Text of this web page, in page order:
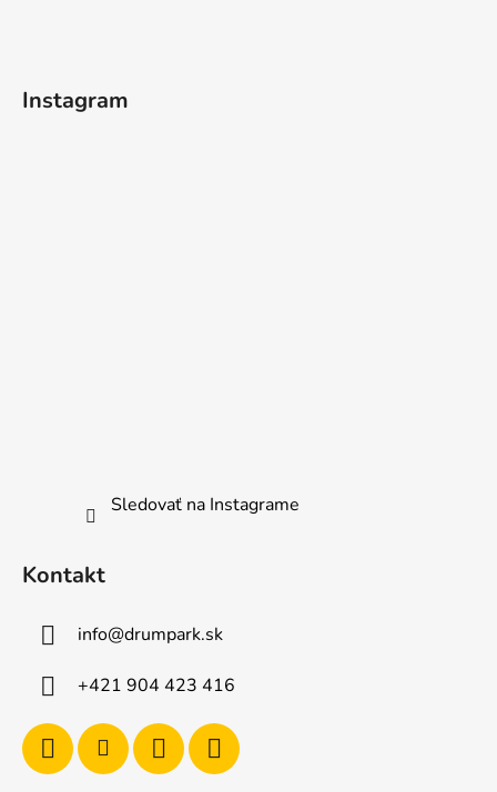
Instagram
Sledovať na Instagrame
Kontakt
info@drumpark.sk
+421 904 423 416